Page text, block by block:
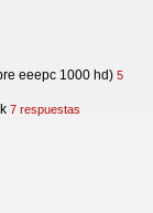
eeepc 1000 hd) 5
7 respuestas